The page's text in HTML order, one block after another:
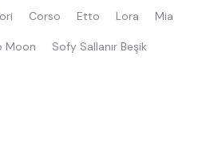
Corso Etto Lora Mia
Moon Sofy Sallanır Beşik